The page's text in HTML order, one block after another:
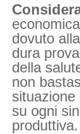
dovuto
dura
della
non
su ogni
produttiva.